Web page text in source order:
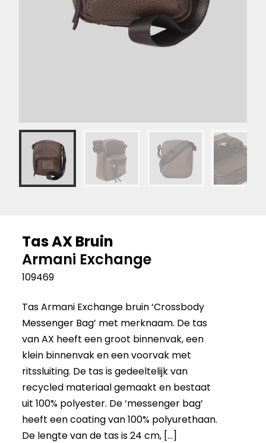
Tas AX Bruin
Armani Exchange
109469
Tas Armani Exchange bruin ‘Crossbody
Messenger Bag’ met merknaam. De tas
van AX heeft een groot binnenvak, een
klein binnenvak en een voorvak met
ritssluiting. De tas is gedeeltelijk van
recycled materiaal gemaakt en bestaat
uit 100% polyester. De ‘messenger bag’
heeft een coating van 100% polyurethaan.
De lengte van de tas is 24 cm, […]